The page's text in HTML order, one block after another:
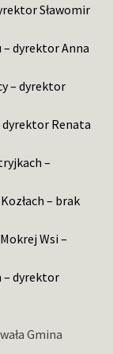
Sławomir
– dyrektor Anna
– dyrektor
dyrektor Renata
–
– brak
Wsi –
– dyrektor
Gmina